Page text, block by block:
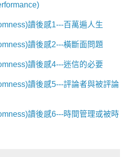
讀後感1---百萬遍人生
讀後感2---橫斷面問題
讀後感4---迷信的必要
讀後感5---評論者與被評論
讀後感6---時間管理或被時